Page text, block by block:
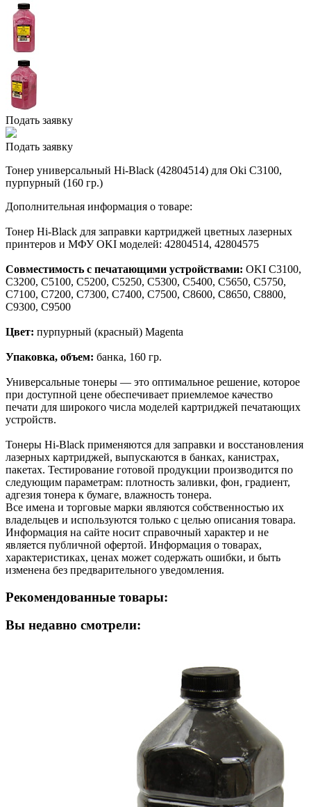
Подать заявку
Подать заявку
Тонер универсальный Hi-Black (42804514) для Oki С3100,
пурпурный (160 гр.)
Дополнительная информация о товаре:
Тонер Hi-Black для заправки картриджей цветных лазерных
принтеров и МФУ OKI моделей: 42804514, 42804575
Совместимость с печатающими устройствами: OKI C3100,
C3200, C5100, C5200, C5250, C5300, C5400, С5650, С5750,
C7100, C7200, C7300, C7400, C7500, C8600, C8650, C8800,
C9300, C9500
Цвет: пурпурный (красный) Magenta
Упаковка, объем: банка, 160 гр.
Универсальные тонеры — это оптимальное решение, которое
при доступной цене обеспечивает приемлемое качество
печати для широкого числа моделей картриджей печатающих
устройств.
Тонеры Hi-Black применяются для заправки и восстановления
лазерных картриджей, выпускаются в банках, канистрах,
пакетах. Тестирование готовой продукции производится по
следующим параметрам: плотность заливки, фон, градиент,
адгезия тонера к бумаге, влажность тонера.
Все имена и торговые марки являются собственностью их
владельцев и используются только с целью описания товара.
Информация на сайте носит справочный характер и не
является публичной офертой. Информация о товарах,
характеристиках, ценах может содержать ошибки, и быть
изменена без предварительного уведомления.
Рекомендованные товары:
Вы недавно смотрели: